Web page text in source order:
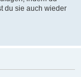
du sie auch wieder